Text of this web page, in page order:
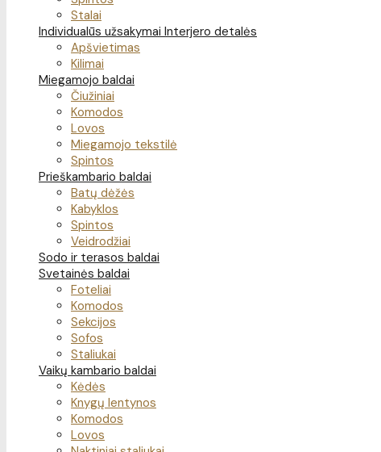
Stalai
Individualūs užsakymai Interjero detalės
Apšvietimas
Kilimai
Miegamojo baldai
Čiužiniai
Komodos
Lovos
Miegamojo tekstilė
Spintos
Prieškambario baldai
Batų dėžės
Kabyklos
Spintos
Veidrodžiai
Sodo ir terasos baldai
Svetainės baldai
Foteliai
Komodos
Sekcijos
Sofos
Staliukai
Vaikų kambario baldai
Kėdės
Knygų lentynos
Komodos
Lovos